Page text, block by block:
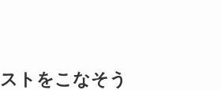
トをこなそう